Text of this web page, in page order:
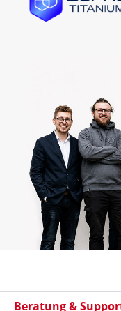
Beratung &